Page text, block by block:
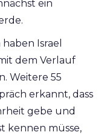
ein
Israel
dem Verlauf
Weitere 55
erkannt, dass
gebe und
kennen müsse,